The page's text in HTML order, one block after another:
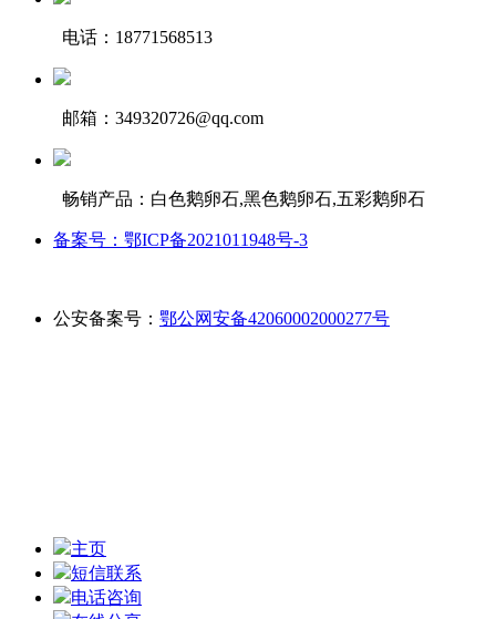
电话：18771568513
邮箱：349320726@qq.com
畅销产品：白色鹅卵石,黑色鹅卵石,五彩鹅卵石
备案号：鄂ICP备2021011948号-3
公安备案号： 鄂公网安备42060002000277号
主页
短信联系
电话咨询